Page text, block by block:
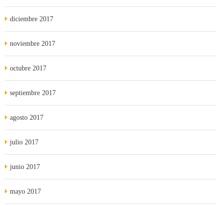
diciembre 2017
noviembre 2017
octubre 2017
septiembre 2017
agosto 2017
julio 2017
junio 2017
mayo 2017